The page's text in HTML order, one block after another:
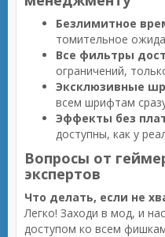
Безлимитное
томительное
Все фильтры
ограничений,
Эксклюзивные
всем шрифтам
Эффекты без
доступны, как у
Вопросы от
экспертов
Что делать, если не
Легко! Заходи в мод, и
доступом ко всем